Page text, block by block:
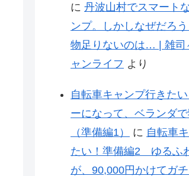
に 丹波山村でスマート
ンプ。しかしなぜだろ
物足りないのは… | 雑司
ャンライフ より
自転車キャンプ行きた
ーになって、ベランダで
（準備編1）
に 自転車
たい！準備編2 ゆるふ
が、90,000円かけてガ